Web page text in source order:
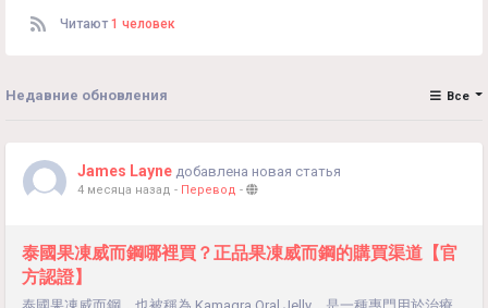
Читают 1 человек
Недавние обновления Все
James Layne добавлена новая статья
4 месяца назад - Перевод -
泰國果凍威而鋼哪裡買？正品果凍威而鋼的購買渠道【官
方認證】